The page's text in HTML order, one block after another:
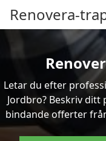
Renovera-
Letar du efter
Jordbro? Beskriv
bindande offerter